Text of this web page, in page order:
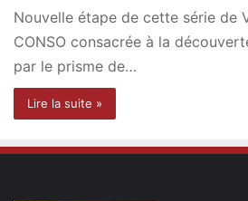
Nouvelle étape de cette série de
CONSO consacrée à la
par le prisme de…
Lire la suite »